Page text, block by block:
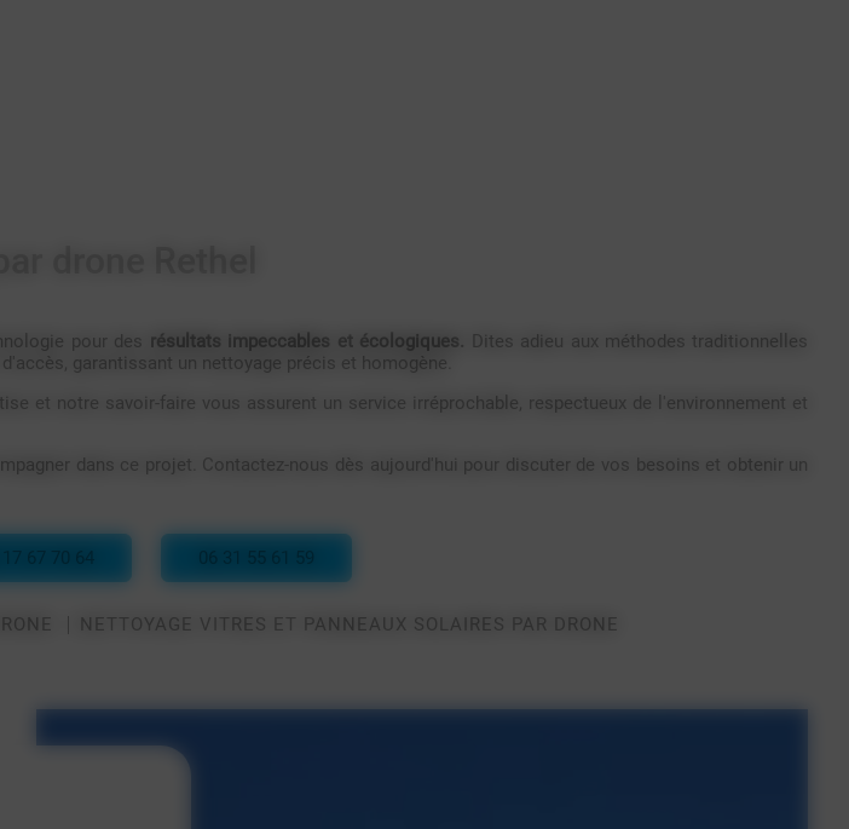
pour des résultats impeccables et écologiques. Dites adieu aux méthodes traditionnelles
garantissant un nettoyage précis et homogène.
et notre savoir-faire vous assurent un service irréprochable, respectueux de l'environnement et
dans ce projet. Contactez-nous dès aujourd'hui pour discuter de vos besoins et obtenir un
17 67 70 64 06 31 55 61 59
NETTOYAGE VITRES ET PANNEAUX SOLAIRES PAR DRONE